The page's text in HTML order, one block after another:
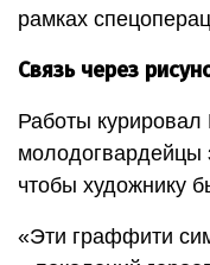
рамках
Связь через
Работы курировал
молодогвардейцы
чтобы художнику
«Эти граффити